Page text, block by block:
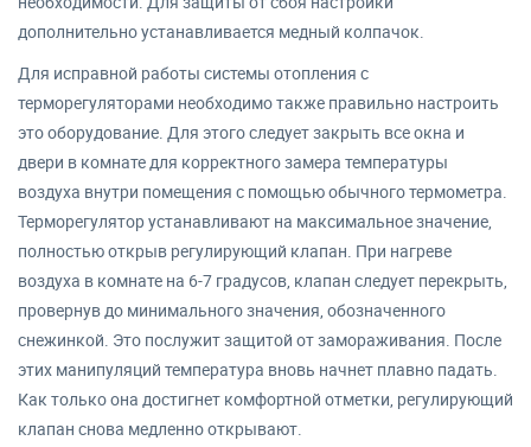
дополнительно устанавливается медный колпачок.
Для исправной работы системы отопления с
терморегуляторами необходимо также правильно настроить
это оборудование. Для этого следует закрыть все окна и
двери в комнате для корректного замера температуры
воздуха внутри помещения с помощью обычного термометра.
Терморегулятор устанавливают на максимальное значение,
полностью открыв регулирующий клапан. При нагреве
воздуха в комнате на 6-7 градусов, клапан следует перекрыть,
провернув до минимального значения, обозначенного
снежинкой. Это послужит защитой от замораживания. После
этих манипуляций температура вновь начнет плавно падать.
Как только она достигнет комфортной отметки, регулирующий
клапан снова медленно открывают.